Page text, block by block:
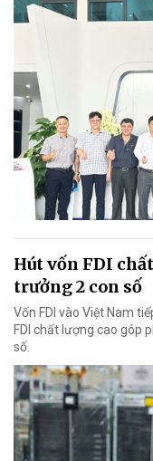
Hút vốn FDI
trưởng 2 con số
Vốn FDI vào Việt Nam
FDI chất lượng cao góp
số.